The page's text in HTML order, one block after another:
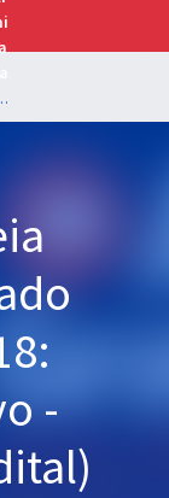
Analista Legislativo - Estatística (Pós-Edital)
-